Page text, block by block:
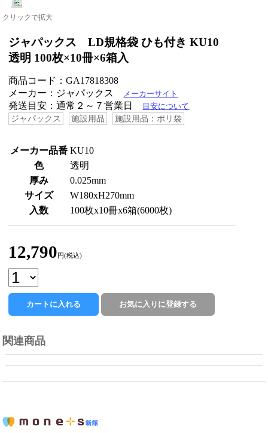
クリックで拡大
ジャパックス LD規格袋 ひも付き KU10
透明 100枚×10冊×6箱入
商品コード：GA17818308
メーカー：ジャパックス
メーカーサイト
発送目安：通常２～７営業日 目安について
ジャパックス 施設用品 施設用品：ポリ袋
メーカー品番 KU10
色
透明
厚み
0.025mm
サイズ
W180xH270mm
入数
100枚x10冊x6箱(6000枚)
12,790 円(税込)
関連商品